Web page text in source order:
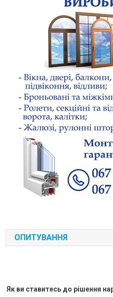
ОПИТУВАННЯ
Як ви ставитесь до рішення